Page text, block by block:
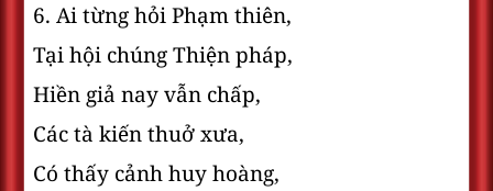
6. Ai từng hỏi Phạm thiên,
Tại hội chúng Thiện pháp,
Hiền giả nay vẫn chấp,
Các tà kiến thuở xưa,
Có thấy cảnh huy hoàng,